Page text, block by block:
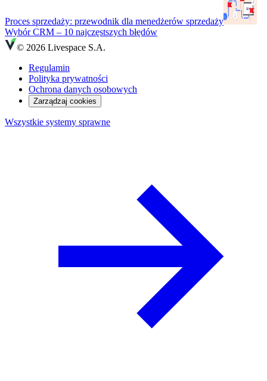
Proces sprzedaży: przewodnik dla menedżerów sprzedaży
Wybór CRM – 10 najczęstszych błędów
© 2026 Livespace S.A.
Regulamin
Polityka prywatności
Ochrona danych osobowych
Zarządzaj cookies
Wszystkie systemy sprawne